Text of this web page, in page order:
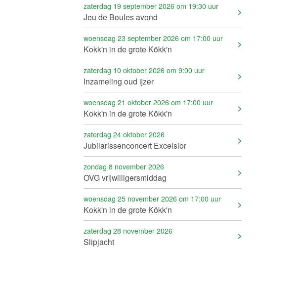
zaterdag 19 september 2026 om 19:30 uur
Jeu de Boules avond
woensdag 23 september 2026 om 17:00 uur
Kokk'n in de grote Kökk'n
zaterdag 10 oktober 2026 om 9:00 uur
Inzameling oud ijzer
woensdag 21 oktober 2026 om 17:00 uur
Kokk'n in de grote Kökk'n
zaterdag 24 oktober 2026
Jubilarissenconcert Excelsior
zondag 8 november 2026
OVG vrijwilligersmiddag
woensdag 25 november 2026 om 17:00 uur
Kokk'n in de grote Kökk'n
zaterdag 28 november 2026
Slipjacht